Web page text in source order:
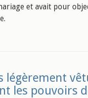
et avait pour
légèrement
les pouvoirs